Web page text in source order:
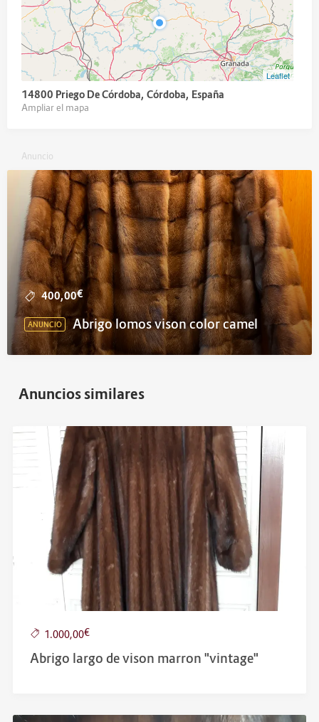
Leaflet
14800 Priego De Córdoba, Córdoba, España
Ampliar el mapa
Anuncio
400,00€
ANUNCIO Abrigo lomos vison color camel
Anuncios similares
1.000,00€
Abrigo largo de vison marron "vintage"